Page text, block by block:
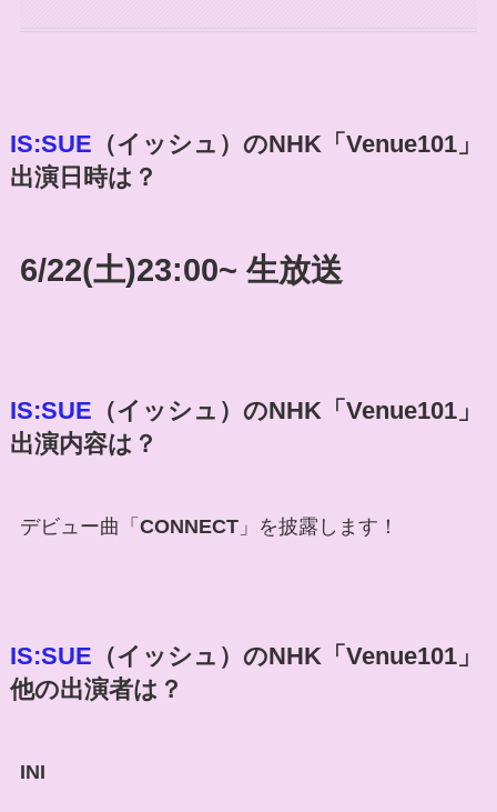
IS:SUE （イッシュ） のNHK「 Venue101」
出演日時は？
6/22(土)23:00~ 生放送
IS:SUE （イッシュ） のNHK「 Venue101」
出演内容は？
デビュー曲「 CONNECT」を披露します！
IS:SUE （イッシュ） のNHK「 Venue101」
他の出演者は？
INI